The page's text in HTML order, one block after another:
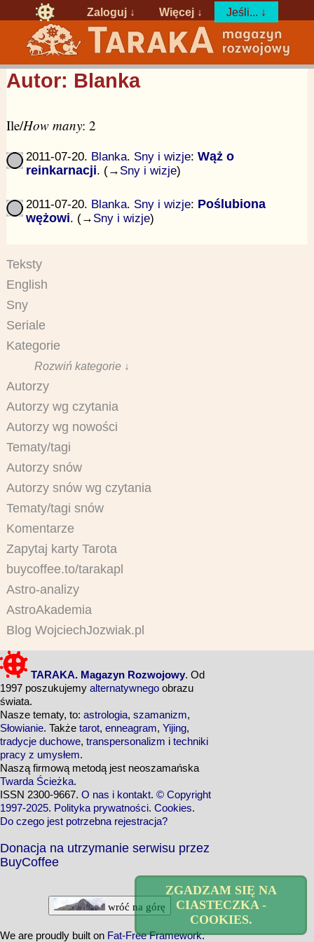
ZGADZAM SIĘ NA
CIASTECZKA -
COOKIES.
Zaloguj ↓ Więcej ↓ Jeśli... ↓
Autor: Blanka
Ile/How many: 2
2011-07-20. Blanka. Sny i wizje: Wąż o
reinkarnacji. (→ Sny i wizje)
2011-07-20. Blanka. Sny i wizje: Poślubiona
wężowi. (→ Sny i wizje)
Teksty
English
Sny
Seriale
Kategorie
Rozwiń kategorie ↓
Autorzy
Autorzy wg czytania
Autorzy wg nowości
Tematy/tagi
Autorzy snów
Autorzy snów wg czytania
Tematy/tagi snów
Komentarze
Zapytaj karty Tarota
buycoffee.to/tarakapl
Astro-analizy
AstroAkademia
Blog WojciechJozwiak.pl
TARAKA. Magazyn Rozwojowy. Od
1997 poszukujemy alternatywnego obrazu
świata.
Nasze tematy, to: astrologia, szamanizm,
Słowianie. Także tarot, enneagram, Yijing,
tradycje duchowe, transpersonalizm i techniki
pracy z umysłem.
Naszą firmową metodą jest neoszamańska
Twarda Ścieżka.
ISSN 2300-9667. O nas i kontakt. © Copyright
1997-2025. Polityka prywatności. Cookies.
Do czego jest potrzebna rejestracja?
Donacja na utrzymanie serwisu przez
BuyCoffee
wróć na górę
We are proudly built on Fat-Free Framework.